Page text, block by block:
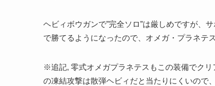
ヘビィボウガンで”完全ソロ”は厳しめですが、
で勝てるようになったので、オメガ・プラネテ
※追記, 零式オメガプラネテスもこの装備でク
の凍結攻撃は散弾ヘビィだと当たりにくいので